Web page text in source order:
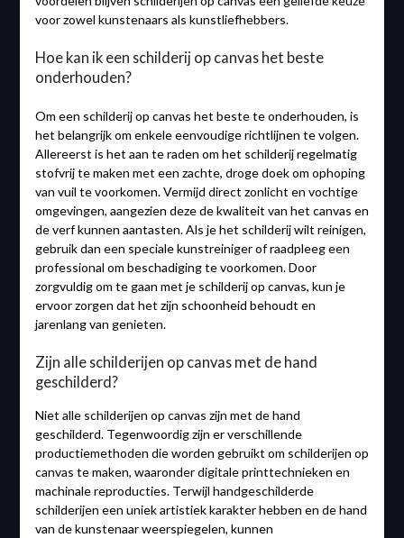
voor zowel kunstenaars als kunstliefhebbers.
Hoe kan ik een schilderij op canvas het beste
onderhouden?
Om een schilderij op canvas het beste te onderhouden, is
het belangrijk om enkele eenvoudige richtlijnen te volgen.
Allereerst is het aan te raden om het schilderij regelmatig
stofvrij te maken met een zachte, droge doek om ophoping
van vuil te voorkomen. Vermijd direct zonlicht en vochtige
omgevingen, aangezien deze de kwaliteit van het canvas en
de verf kunnen aantasten. Als je het schilderij wilt reinigen,
gebruik dan een speciale kunstreiniger of raadpleeg een
professional om beschadiging te voorkomen. Door
zorgvuldig om te gaan met je schilderij op canvas, kun je
ervoor zorgen dat het zijn schoonheid behoudt en
jarenlang van genieten.
Zijn alle schilderijen op canvas met de hand
geschilderd?
Niet alle schilderijen op canvas zijn met de hand
geschilderd. Tegenwoordig zijn er verschillende
productiemethoden die worden gebruikt om schilderijen op
canvas te maken, waaronder digitale printtechnieken en
machinale reproducties. Terwijl handgeschilderde
schilderijen een uniek artistiek karakter hebben en de hand
van de kunstenaar weerspiegelen, kunnen